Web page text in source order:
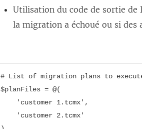
Utilisation du code de sortie de
la migration a échoué ou si des
# List of migration plans to
$planFiles = @(